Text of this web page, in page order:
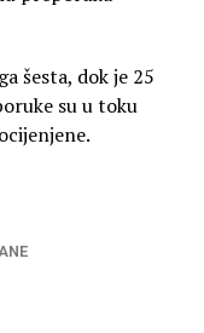
šesta, dok je 25
su u toku